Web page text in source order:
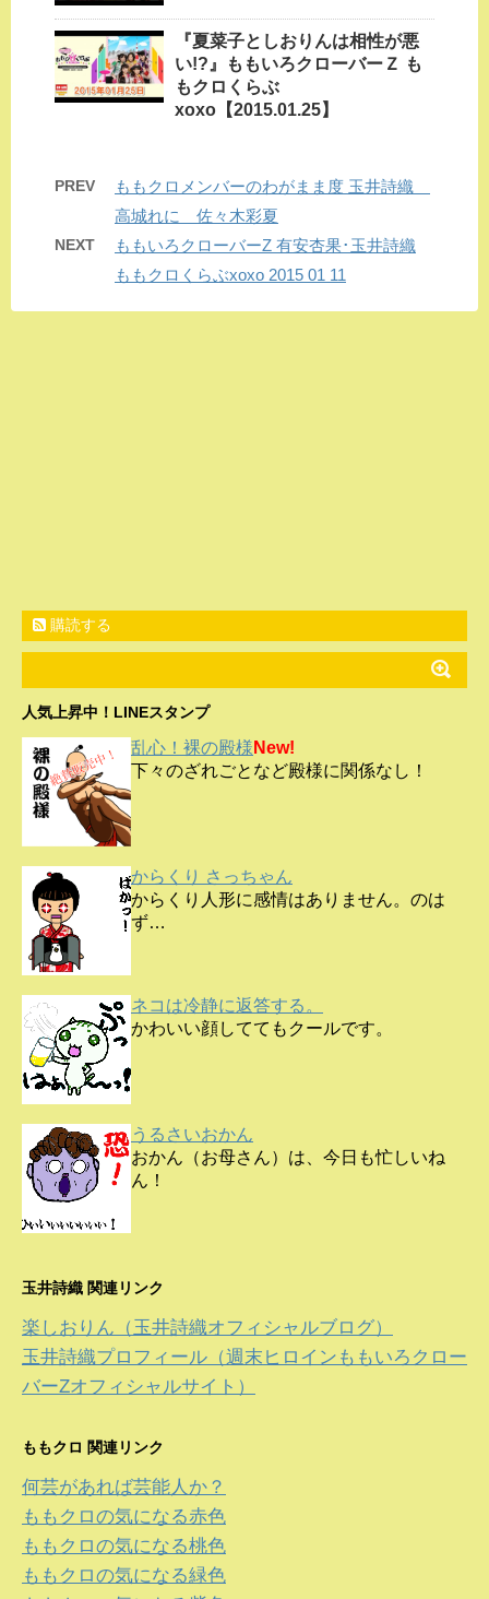
『夏菜子としおりんは相性が悪
い!?』ももいろクローバーＺ も
もクロくらぶ
xoxo【2015.01.25】
PREV
ももクロメンバーのわがまま度 玉井詩織
高城れに 佐々木彩夏
NEXT
ももいろクローバーZ 有安杏果･玉井詩織
ももクロくらぶxoxo 2015 01 11
購読する
人気上昇中！LINEスタンプ
乱心！裸の殿様 New!
下々のざれごとなど殿様に関係なし！
からくり さっちゃん
からくり人形に感情はありません。のは
ず…
ネコは冷静に返答する。
かわいい顔しててもクールです。
うるさいおかん
おかん（お母さん）は、今日も忙しいね
ん！
玉井詩織 関連リンク
楽しおりん（玉井詩織オフィシャルブログ）
玉井詩織プロフィール（週末ヒロインももいろクロー
バーZオフィシャルサイト）
ももクロ 関連リンク
何芸があれば芸能人か？
ももクロの気になる赤色
ももクロの気になる桃色
ももクロの気になる緑色